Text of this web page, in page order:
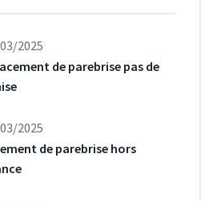
2025
de parebrise pas de
2025
de parebrise hors